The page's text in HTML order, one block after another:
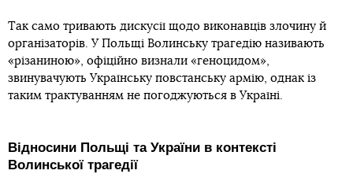
Так само тривають дискусії щодо виконавців злочину й
організаторів. У Польщі Волинську трагедію називають
«різаниною», офіційно визнали «геноцидом»,
звинувачують Українську повстанську армію, однак із
таким трактуванням не погоджуються в Україні.
Відносини Польщі та України в контексті
Волинської трагедії